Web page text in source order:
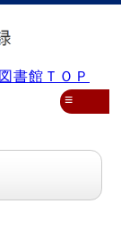
図書館ＴＯＰ
≡